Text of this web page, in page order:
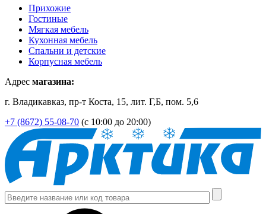
Прихожие
Гостиные
Мягкая мебель
Кухонная мебель
Спальни и детские
Корпусная мебель
Адрес магазина:
г. Владикавказ, пр-т Коста, 15, лит. Г,Б, пом. 5,6
+7 (8672) 55-08-70 (с 10:00 до 20:00)